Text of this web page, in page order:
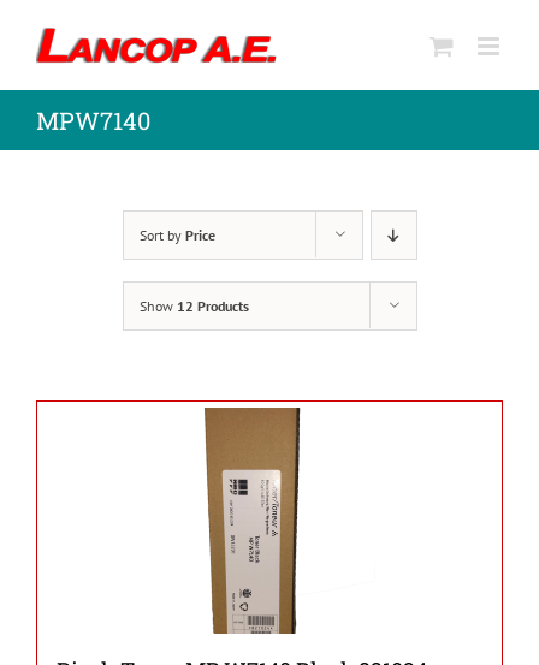
MPW7140
Sort by Price
Show 12 Products